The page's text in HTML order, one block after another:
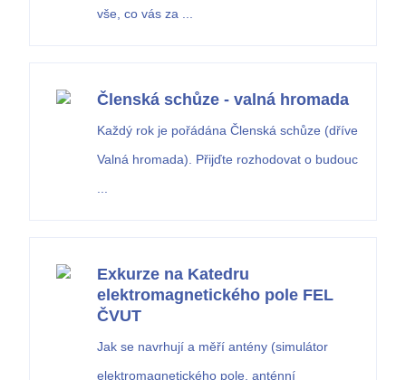
vše, co vás za ...
Členská schůze - valná hromada
Každý rok je pořádána Členská schůze (dříve
Valná hromada). Přijďte rozhodovat o budouc
Exkurze na Katedru
elektromagnetického pole FEL
ČVUT
Jak se navrhují a měří antény (simulátor
elektromagnetického pole, anténní